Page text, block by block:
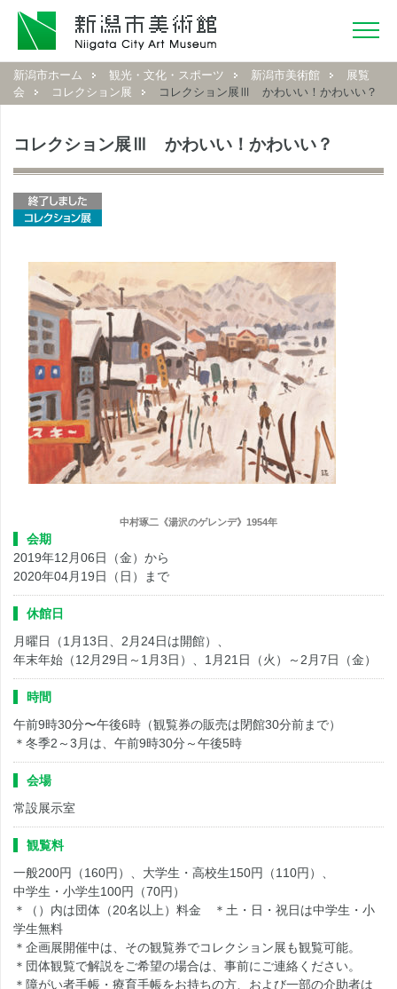
新潟市ホーム 観光・文化・スポーツ 新潟市美術館
展覧
会
コレクション展 コレクション展Ⅲ かわいい！かわいい？
コレクション展Ⅲ かわいい！かわいい？
中村琢二《湯沢のゲレンデ》1954年
会期
2019年12月06日（金）から
2020年04月19日（日）まで
休館日
月曜日（1月13日、2月24日は開館）、
年末年始（12月29日～1月3日）、1月21日（火）～2月7日（金）
時間
午前9時30分〜午後6時（観覧券の販売は閉館30分前まで）
＊冬季2～3月は、午前9時30分～午後5時
会場
常設展示室
観覧料
一般200円（160円）、大学生・高校生150円（110円）、
中学生・小学生100円（70円）
＊（）内は団体（20名以上）料金 ＊土・日・祝日は中学生・小
学生無料
＊企画展開催中は、その観覧券でコレクション展も観覧可能。
＊団体観覧で解説をご希望の場合は、事前にご連絡ください。
＊障がい者手帳・療育手帳をお持ちの方、および一部の介助者は